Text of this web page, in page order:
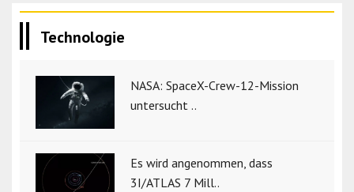
Technologie
NASA: SpaceX-Crew-12-Mission
untersucht ..
Es wird angenommen, dass
3I/ATLAS 7 Mill..